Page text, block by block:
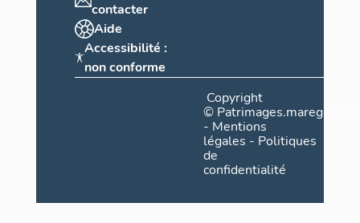
contacter
Aide
Accessibilité :
non conforme
Copyright
©
- Mentions
légales - Politiques
de
confidentialité